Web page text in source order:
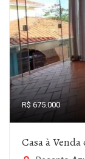
R$ 675.000
Casa à